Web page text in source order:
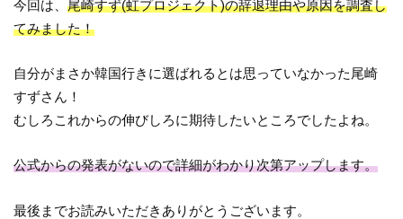
今回は、尾崎すず(虹プロジェクト)の辞退理由や原因を調査し
てみました！
自分がまさか韓国行きに選ばれるとは思っていなかった尾崎
すずさん！
むしろこれからの伸びしろに期待したいところでしたよね。
公式からの発表がないので詳細がわかり次第アップします。
最後までお読みいただきありがとうございます。